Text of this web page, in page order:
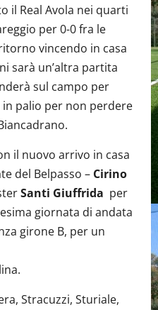
il Real Avola nei quarti
per 0-0 fra le
vincendo in casa
sarà un’altra partita
sul campo per
palio per non perdere
il nuovo arrivo in casa
del Belpasso – Cirino
Santi Giuffrida per
giornata di andata
girone B, per un
Stracuzzi, Sturiale,